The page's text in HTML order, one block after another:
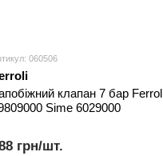
060506
клапан 7 бар Ferrol
Sime 6029000
грн/шт.